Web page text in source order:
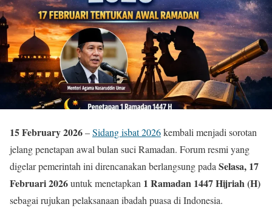
15 February 2026–Sidang isbat 2026kembali menjadi sorotan
jelang penetapan awal bulan suci Ramadan. Forum resmi yang
digelar pemerintah ini direncanakan berlangsung pada Selasa, 17
Februari 2026untuk menetapkan 1 Ramadan 1447 Hijriah (H)
sebagai rujukan pelaksanaan ibadah puasa di Indonesia.